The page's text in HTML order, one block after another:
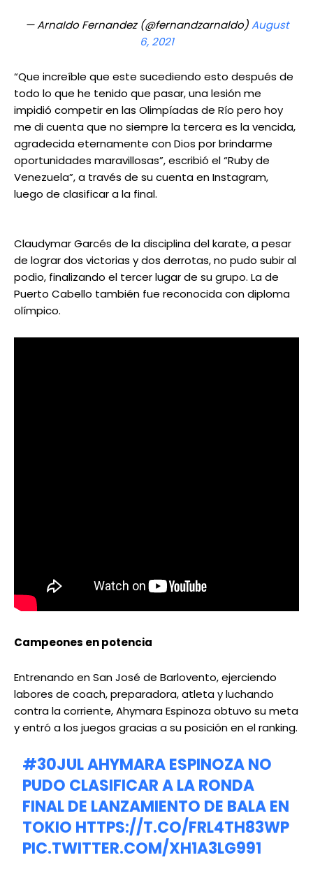
— ArnaIdo Fernandez (@fernandzarnaldo)August
6, 2021
“Que increíble que este sucediendo esto después de
todo lo que he tenido que pasar, una lesión me
impidió competir en las Olimpíadas de Río pero hoy
me di cuenta que no siempre la tercera es la vencida,
agradecida eternamente con Dios por brindarme
oportunidades maravillosas”, escribió el “Ruby de
Venezuela”, a través de su cuenta en Instagram,
luego de clasificar a la final.
Claudymar Garcés de la disciplina del karate, a pesar
de lograr dos victorias y dos derrotas, no pudo subir al
podio, finalizando el tercer lugar de su grupo. La de
Puerto Cabello también fue reconocida con diploma
olímpico.
Campeones en potencia
Entrenando en San José de Barlovento, ejerciendo
labores de coach, preparadora, atleta y luchando
contra la corriente, Ahymara Espinoza obtuvo su meta
y entró a los juegos gracias a su posición en el ranking.
#30JULAHYMARA ESPINOZA NO
PUDO CLASIFICAR A LA RONDA
FINAL DE LANZAMIENTO DE BALA EN
TOKIO HTTPS://T.CO/FRL4TH83WP
PIC.TWITTER.COM/XH1A3LG991